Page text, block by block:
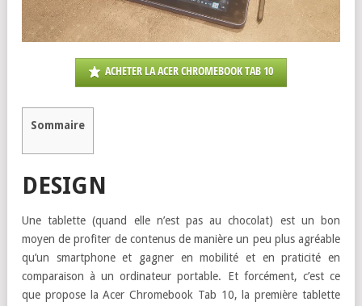
ACHETER LA ACER CHROMEBOOK TAB 10
Sommaire
DESIGN
Une tablette (quand elle n’est pas au chocolat) est un bon
moyen de profiter de contenus de manière un peu plus agréable
qu’un smartphone et gagner en mobilité et en praticité en
comparaison à un ordinateur portable. Et forcément, c’est ce
que propose la Acer Chromebook Tab 10, la première tablette